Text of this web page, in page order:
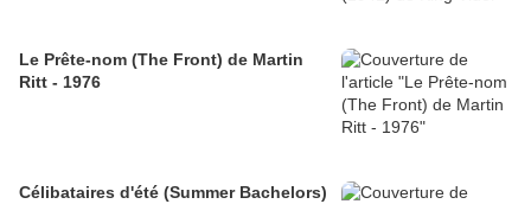
Le Prête-nom (The Front) de Martin
Ritt - 1976
Célibataires d'été (Summer Bachelors)